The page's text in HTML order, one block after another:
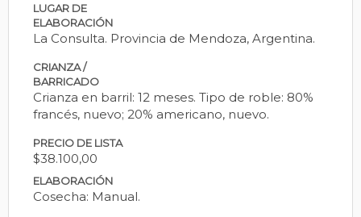
LUGAR DE
ELABORACIÓN
La Consulta. Provincia de Mendoza, Argentina.
CRIANZA /
BARRICADO
Crianza en barril: 12 meses. Tipo de roble: 80%
francés, nuevo; 20% americano, nuevo.
PRECIO DE LISTA
$38.100,00
ELABORACIÓN
Cosecha: Manual.